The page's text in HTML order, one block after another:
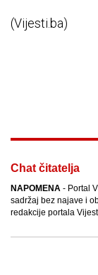
(Vijesti.ba)
Chat čitatelja
NAPOMENA - Portal
sadržaj bez najave i
redakcije portala